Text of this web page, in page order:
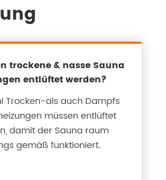
trockene & nasse Sauna
entlüftet werden?
Trocken-als auch Dampfs
müssen entlüftet
damit der Sauna raum
gemäß funktioniert.